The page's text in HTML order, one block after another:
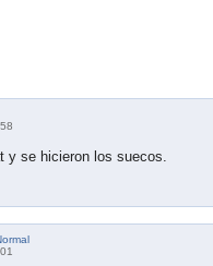
y se hicieron los suecos.